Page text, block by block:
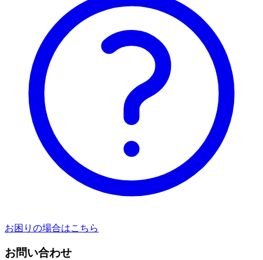
お困りの場合はこちら
お問い合わせ